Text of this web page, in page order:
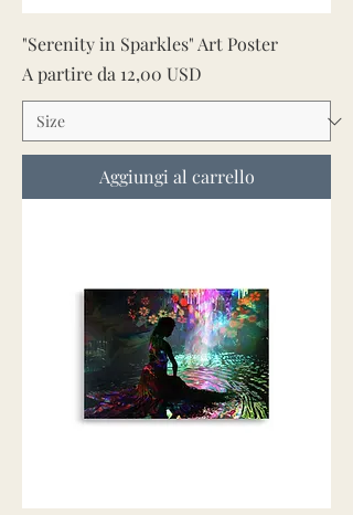
"Serenity in Sparkles" Art Poster
A partire da 12,00 USD
Prezzo scontato
Aggiungi al carrello